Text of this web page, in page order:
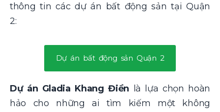
thông tin các dự án bất động sản tại Quận
2:
Dự án bất động sản Quận 2
Dự án Gladia Khang Điền là lựa chọn hoàn
hảo cho những ai tìm kiếm một không